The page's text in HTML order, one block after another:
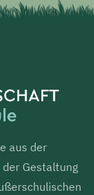
aus der
Gestaltung